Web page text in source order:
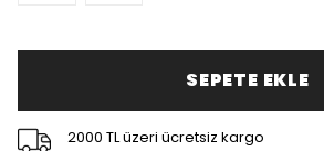
SEPETE EKLE
2000 TL üzeri ücretsiz kargo